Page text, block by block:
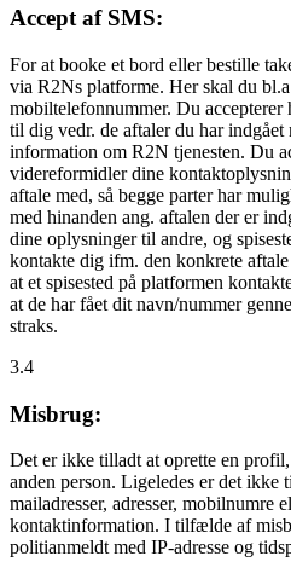
Accept af SMS:
For at booke et bord eller bestille
via R2Ns platforme. Her skal du
mobiltelefonnummer. Du accepterer
til dig vedr. de aftaler du har indgået
information om R2N tjenesten. Du
videreformidler dine
aftale med, så begge parter har
med hinanden ang. aftalen der er
dine oplysninger til andre, og
kontakte dig ifm. den konkrete
at et spisested på platformen
at de har fået dit navn/nummer
straks.
3.4
Misbrug:
Det er ikke tilladt at oprette en
anden person. Ligeledes er det ikke
mailadresser, adresser, mobilnumre
kontaktinformation. I tilfælde af
politianmeldt med IP-adresse og